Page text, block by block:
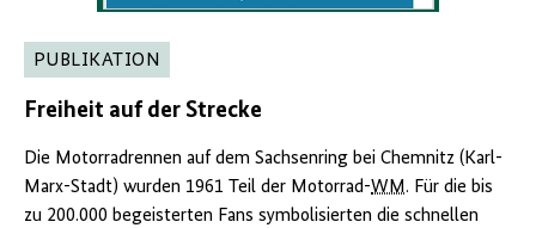
PUBLIKATION
Freiheit auf der Strecke
Die Motorradrennen auf dem Sachsenring bei Chemnitz (Karl-
Marx-Stadt) wurden 1961 Teil der Motorrad-WM. Für die bis
zu 200.000 begeisterten Fans symbolisierten die schnellen